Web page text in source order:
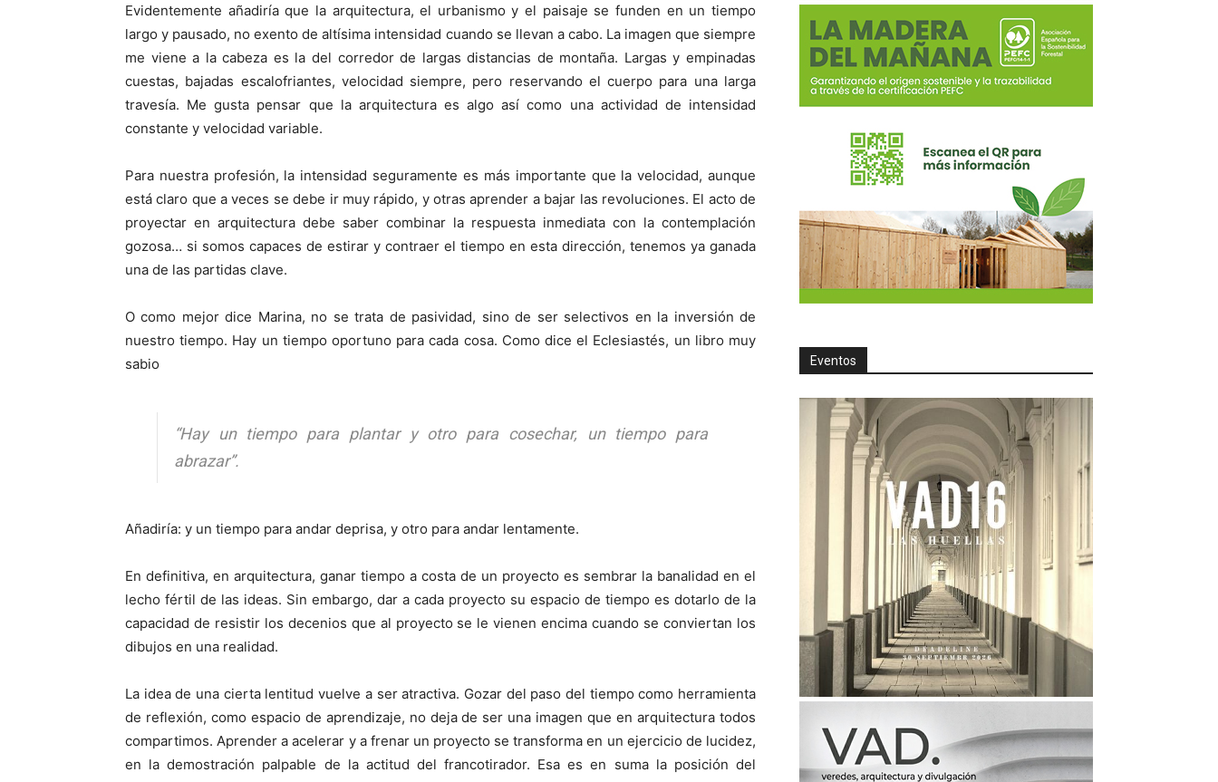
Evidentemente añadiría que la arquitectura, el urbanismo y el paisaje se funden en un tiempo
largo y pausado, no exento de altísima intensidad cuando se llevan a cabo. La imagen que siempre
me viene a la cabeza es la del corredor de largas distancias de montaña. Largas y empinadas
cuestas, bajadas escalofriantes, velocidad siempre, pero reservando el cuerpo para una larga
travesía. Me gusta pensar que la arquitectura es algo así como una actividad de intensidad
constante y velocidad variable.
Para nuestra profesión, la intensidad seguramente es más importante que la velocidad, aunque
está claro que a veces se debe ir muy rápido, y otras aprender a bajar las revoluciones. El acto de
proyectar en arquitectura debe saber combinar la respuesta inmediata con la contemplación
gozosa… si somos capaces de estirar y contraer el tiempo en esta dirección, tenemos ya ganada
una de las partidas clave.
O como mejor dice Marina, no se trata de pasividad, sino de ser selectivos en la inversión de
nuestro tiempo. Hay un tiempo oportuno para cada cosa. Como dice el Eclesiastés, un libro muy
sabio
“Hay un tiempo para plantar y otro para cosechar, un tiempo para
abrazar”.
Añadiría: y un tiempo para andar deprisa, y otro para andar lentamente.
En definitiva, en arquitectura, ganar tiempo a costa de un proyecto es sembrar la banalidad en el
lecho fértil de las ideas. Sin embargo, dar a cada proyecto su espacio de tiempo es dotarlo de la
capacidad de resistir los decenios que al proyecto se le vienen encima cuando se conviertan los
dibujos en una realidad.
La idea de una cierta lentitud vuelve a ser atractiva. Gozar del paso del tiempo como herramienta
de reflexión, como espacio de aprendizaje, no deja de ser una imagen que en arquitectura todos
compartimos. Aprender a acelerar y a frenar un proyecto se transforma en un ejercicio de lucidez,
en la demostración palpable de la actitud del francotirador. Esa es en suma la posición del
Eventos